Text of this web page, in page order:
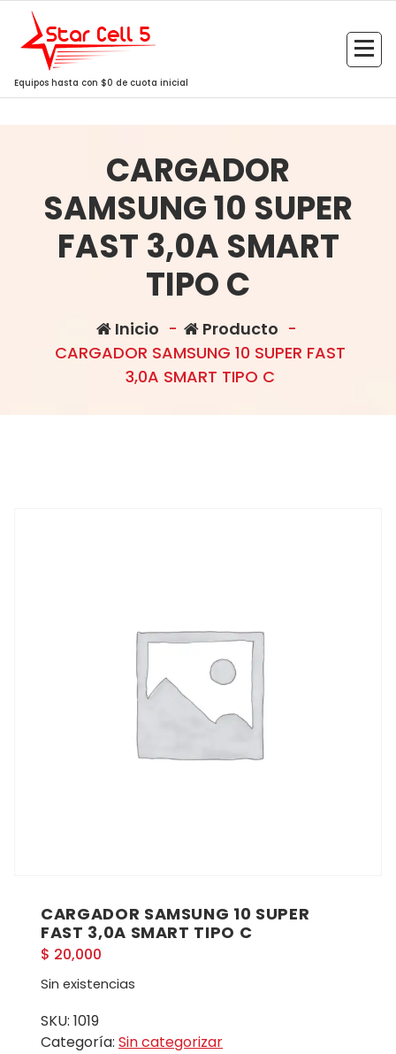
Saltar
contenido
Equipos hasta con $0 de cuota inicial
CARGADOR
SAMSUNG 10 SUPER
FAST 3,0A SMART
TIPO C
Inicio - Producto -
CARGADOR SAMSUNG 10 SUPER FAST
3,0A SMART TIPO C
CARGADOR SAMSUNG 10 SUPER
FAST 3,0A SMART TIPO C
$ 20,000
Sin existencias
SKU: 1019
Categoría: Sin categorizar